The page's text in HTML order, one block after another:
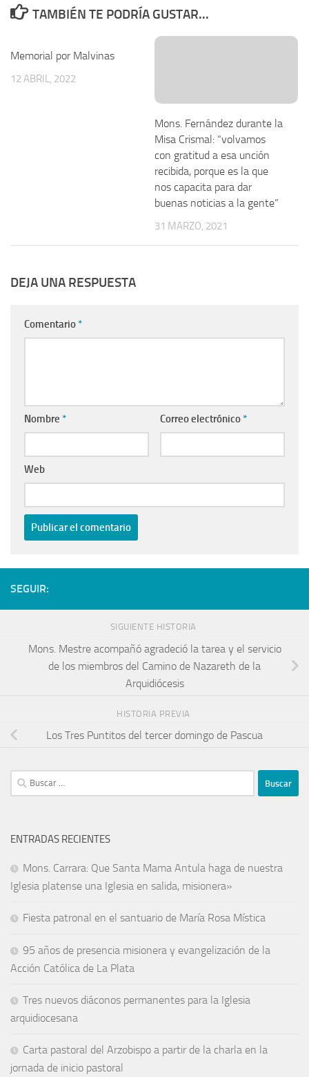
TAMBIÉN TE PODRÍA GUSTAR...
Memorial por Malvinas
12 ABRIL, 2022
Mons. Fernández durante la
Misa Crismal: “volvamos
con gratitud a esa unción
recibida, porque es la que
nos capacita para dar
buenas noticias a la gente”
31 MARZO, 2021
DEJA UNA RESPUESTA
Comentario *
Nombre * Correo electrónico *
Web
SEGUIR:
SIGUIENTE HISTORIA
Mons. Mestre acompañó agradeció la tarea y el servicio
de los miembros del Camino de Nazareth de la
Arquidiócesis
HISTORIA PREVIA
Los Tres Puntitos del tercer domingo de Pascua
ENTRADAS RECIENTES
Mons. Carrara: Que Santa Mama Antula haga de nuestra
Iglesia platense una Iglesia en salida, misionera»
Fiesta patronal en el santuario de María Rosa Mística
95 años de presencia misionera y evangelización de la
Acción Católica de La Plata
Tres nuevos diáconos permanentes para la Iglesia
arquidiocesana
Carta pastoral del Arzobispo a partir de la charla en la
jornada de inicio pastoral